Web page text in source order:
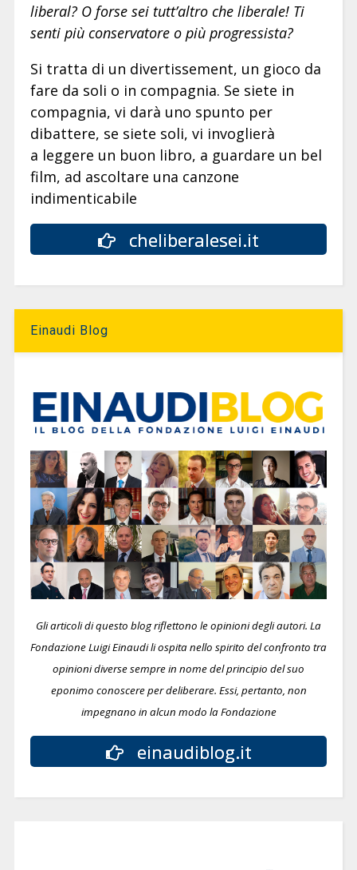
liberal? O forse sei tutt’altro che liberale! Ti
senti più conservatore o più progressista?
Si tratta di un divertissement, un gioco da
fare da soli o in compagnia. Se siete in
compagnia, vi darà uno spunto per
dibattere, se siete soli, vi invoglierà
a leggere un buon libro, a guardare un bel
film, ad ascoltare una canzone
indimenticabile
cheliberalesei.it
Einaudi Blog
Gli articoli di questo blog riflettono le opinioni degli autori. La
Fondazione Luigi Einaudi li ospita nello spirito del confronto tra
opinioni diverse sempre in nome del principio del suo
eponimo conoscere per deliberare. Essi, pertanto, non
impegnano in alcun modo la Fondazione
einaudiblog.it